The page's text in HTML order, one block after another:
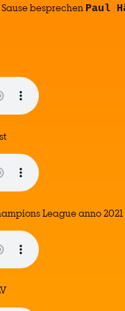
besprechen Paul
League anno 2021